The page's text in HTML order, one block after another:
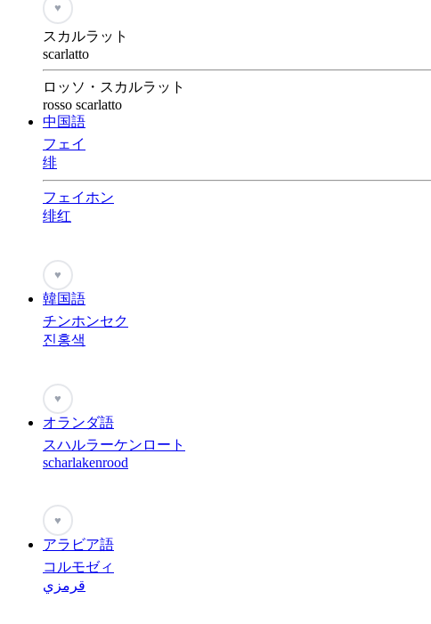
♥
スカルラット
scarlatto
ロッソ・スカルラット
rosso scarlatto
中国語
フェイ
绯
フェイホン
绯红
♥
韓国語
チンホンセク
진홍색
♥
オランダ語
スハルラーケンロート
scharlakenrood
♥
アラビア語
コルモゼィ
قرمزي